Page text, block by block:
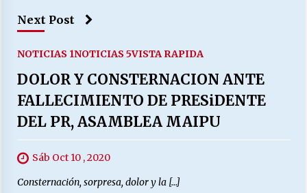
Next Post
NOTICIAS 1NOTICIAS 5VISTA RAPIDA
DOLOR Y CONSTERNACION ANTE
FALLECIMIENTO DE PRESiDENTE
DEL PR, ASAMBLEA MAIPU
Sáb Oct 10 , 2020
Consternación, sorpresa, dolor y la […]